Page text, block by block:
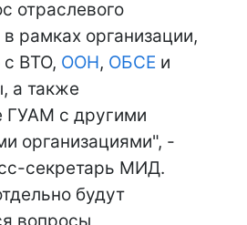
отраслевого
рамках организации,
с ВТО, ООН, ОБСЕ и
а также
ГУАМ с другими
организациями", -
секретарь МИД.
будут